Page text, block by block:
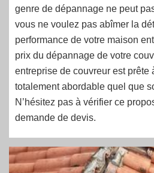
genre de dépannage ne peut
vous ne voulez pas abîmer la
performance de votre maison
prix du dépannage de votre
entreprise de couvreur est prête
totalement abordable quel que
N’hésitez pas à vérifier ce
demande de devis.